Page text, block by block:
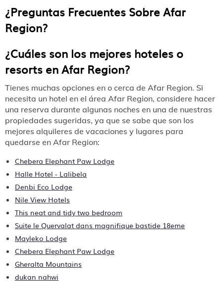
¿Preguntas Frecuentes SobreAfar
Region?
¿Cuáles son los mejores hoteles o
resorts en Afar Region?
Tienes muchas opciones en o cerca de Afar Region. Si
necesita un hotel en el área Afar Region, considere hacer
una reserva durante algunas noches en una de nuestras
propiedades sugeridas, ya que se sabe que son los
mejores alquileres de vacaciones y lugares para
quedarse en Afar Region:
Chebera Elephant Paw Lodge
Halle Hotel - Lalibela
Denbi Eco Lodge
Nile View Hotels
This neat and tidy two bedroom
Suite le Quervalat dans magnifique bastide 18eme
Mayleko Lodge
Chebera Elephant Paw Lodge
Gheralta Mountains
dukan nahwi